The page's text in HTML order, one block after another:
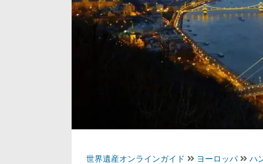
世界遺産オンラインガイド ヨーロッパ
ハ